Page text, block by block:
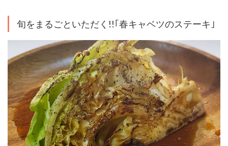
旬をまるごといただく!!｢春キャベツのステーキ｣